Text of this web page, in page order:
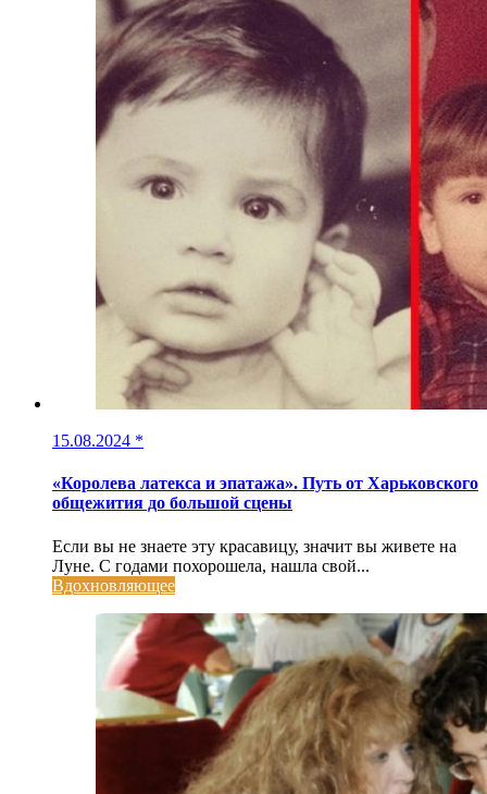
15.08.2024 *
«Королева латекса и эпатажа». Путь от Харьковского
общежития до большой сцены
Если вы не знаете эту красавицу, значит вы живете на
Луне. С годами похорошела, нашла свой...
Вдохновляющее